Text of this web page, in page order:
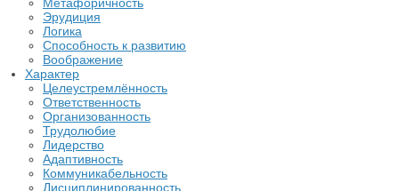
Эрудиция
Логика
Способность к развитию
Воображение
Характер
Целеустремлённость
Ответственность
Организованность
Трудолюбие
Лидерство
Адаптивность
Коммуникабельность
Дисциплинированность